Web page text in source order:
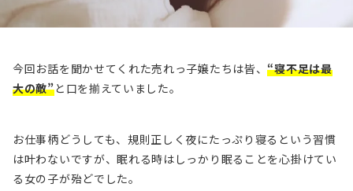
今回お話を聞かせてくれた売れっ子嬢たちは皆、“寝不足は最
大の敵”と口を揃えていました。
お仕事柄どうしても、規則正しく夜にたっぷり寝るという習慣
は叶わないですが、眠れる時はしっかり眠ることを心掛けてい
る女の子が殆どでした。